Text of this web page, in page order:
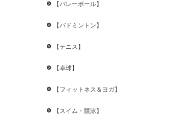
【バレーボール】
【バドミントン】
【テニス】
【卓球】
【フィットネス＆ヨガ】
【スイム・競泳】